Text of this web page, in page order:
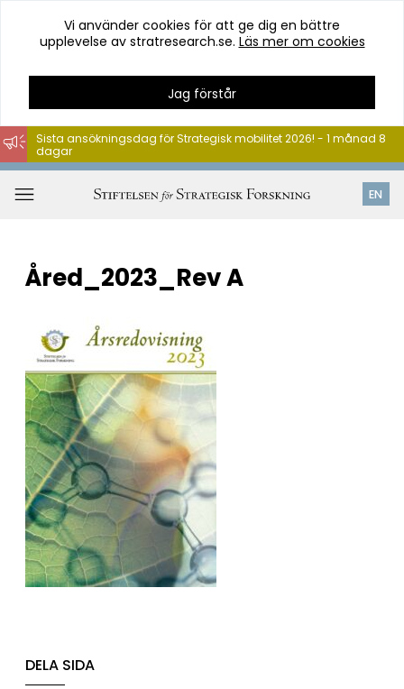
Hoppa
till
innehåll
Vi använder cookies för att ge dig en bättre
upplevelse av stratresearch.se. Läs mer om cookies
Jag förstår
EN
Sista ansökningsdag för Strategisk mobilitet 2026! - 1 månad 8
dagar
Åred_2023_Rev A
DELA SIDA